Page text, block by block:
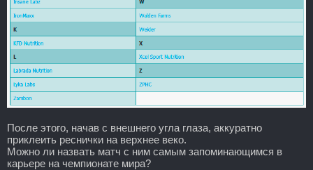
После этого, начав с внешнего угла глаза, аккуратно
приклеить реснички на верхнее веко.
Можно ли назвать матч с ним самым запоминающимся в
карьере на чемпионате мира?